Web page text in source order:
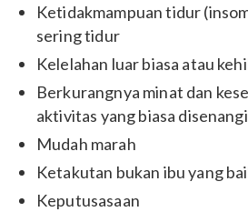
Ketidakmampuan tidur
sering tidur
Kelelahan luar biasa atau
Berkurangnya minat dan
aktivitas yang biasa disenangi
Mudah marah
Ketakutan bukan ibu yang
Keputusasaan